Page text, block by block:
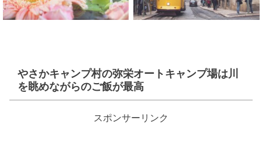
やさかキャンプ村の弥栄オートキャンプ場は川
を眺めながらのご飯が最高
スポンサーリンク